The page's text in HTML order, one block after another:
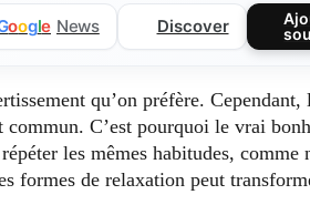
oogle News Discover
qu’on préfère. Cependant,
commun. C’est pourquoi le vrai
les mêmes habitudes, comme
formes de relaxation peut